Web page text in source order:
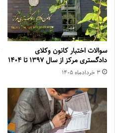
سوالات اختبار کانون وکلای
دادگستری مرکز از سال ۱۳۹۷ تا ۱۴۰۴
۳ خرداد‌ماه ۱۴۰۵